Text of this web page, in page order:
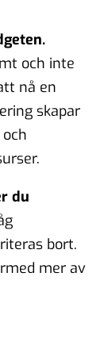
och inte
nå en
skapar
du
bort.
mer av